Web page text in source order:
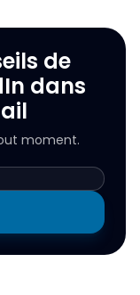
de
dans
moment.